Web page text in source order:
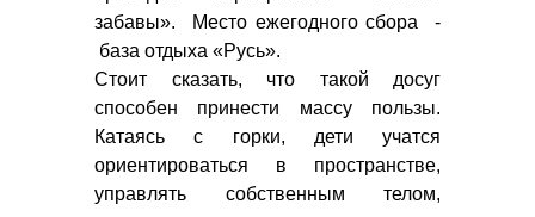
забавы». Место ежегодного сбора -
база отдыха «Русь».
Стоит сказать, что такой досуг
способен принести массу пользы.
Катаясь с горки, дети учатся
ориентироваться в пространстве,
управлять собственным телом,